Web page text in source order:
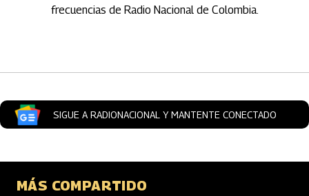
frecuencias de Radio Nacional de Colombia.
SIGUE A RADIONACIONAL Y MANTENTE CONECTADO
MÁS COMPARTIDO